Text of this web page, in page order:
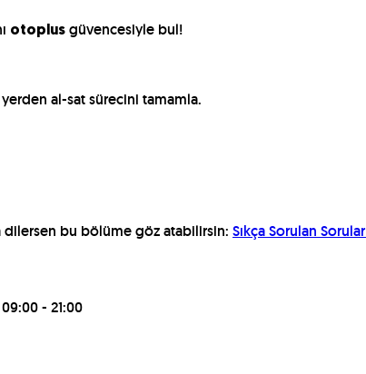
dilersen bu bölüme göz atabilirsin: Sıkça Sorulan Sorular
- 21:00